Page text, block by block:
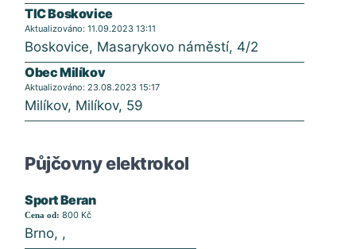
TIC Boskovice
Aktualizováno: 11.09.2023 13:11
Boskovice, Masarykovo náměstí, 4/2
Obec Milíkov
Aktualizováno: 23.08.2023 15:17
Milíkov, Milíkov, 59
Půjčovny elektrokol
Sport Beran
Cena od: 800 Kč
Brno, ,